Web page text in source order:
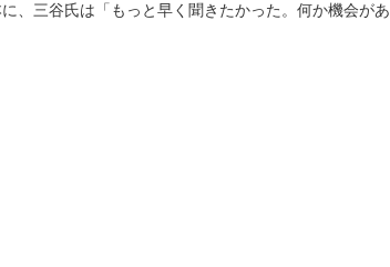
、三谷氏は「もっと早く聞きたかった。何か機会があ